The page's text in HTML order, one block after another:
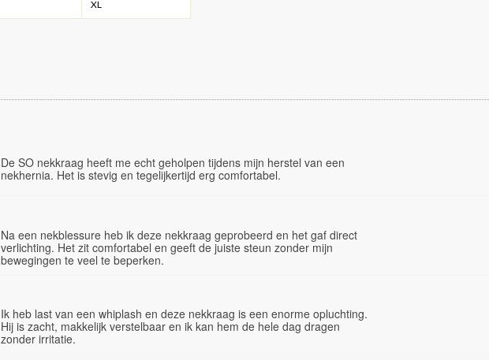
XL
De SO nekkraag heeft me echt geholpen tijdens mijn herstel van een
nekhernia. Het is stevig en tegelijkertijd erg comfortabel.
Na een nekblessure heb ik deze nekkraag geprobeerd en het gaf direct
verlichting. Het zit comfortabel en geeft de juiste steun zonder mijn
bewegingen te veel te beperken.
Ik heb last van een whiplash en deze nekkraag is een enorme opluchting.
Hij is zacht, makkelijk verstelbaar en ik kan hem de hele dag dragen
zonder irritatie.